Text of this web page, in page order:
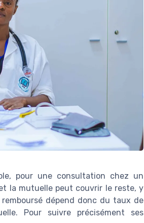
pour une consultation chez un
la mutuelle peut couvrir le reste, y
dépend donc du taux de
Pour suivre précisément ses